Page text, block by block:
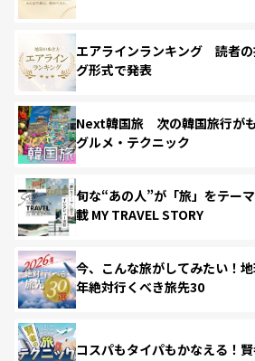
エアラインランキング 読者
グ形式で発表
Next韓国旅 次の韓国旅行が
グルメ・テクニック
旬な“あの人”が「旅」をテー
載 MY TRAVEL STORY
今、こんな旅がしてみたい！
年絶対行くべき旅先30
コスパもタイパもかなえる！